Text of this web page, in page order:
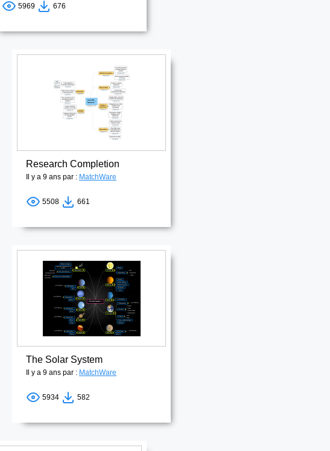
5969 676
Research Completion
Il y a 9 ans par : MatchWare
5508 661
The Solar System
Il y a 9 ans par : MatchWare
5934 582